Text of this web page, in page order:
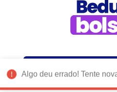
Como
Algo deu errado! Tente